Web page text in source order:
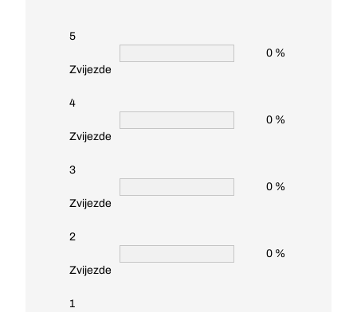
5
Zvijezde
0 %
4
Zvijezde
0 %
3
Zvijezde
0 %
2
Zvijezde
0 %
1